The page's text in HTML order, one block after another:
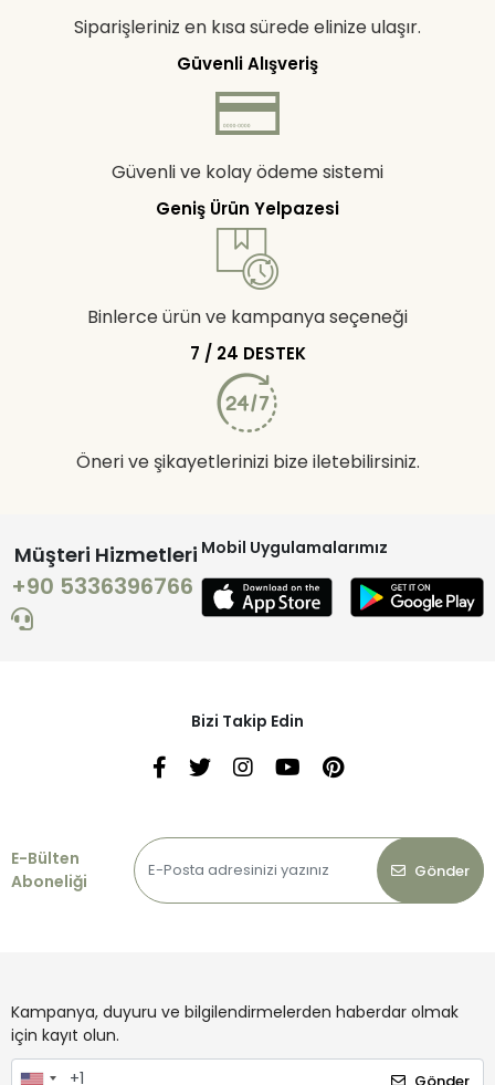
Siparişleriniz en kısa sürede elinize ulaşır.
Güvenli Alışveriş
Güvenli ve kolay ödeme sistemi
Geniş Ürün Yelpazesi
Binlerce ürün ve kampanya seçeneği
7 / 24 DESTEK
Öneri ve şikayetlerinizi bize iletebilirsiniz.
Müşteri Hizmetleri
+90 5336396766
Mobil Uygulamalarımız
Bizi Takip Edin
E-Bülten
Aboneliği
Gönder
Kampanya, duyuru ve bilgilendirmelerden haberdar olmak
için kayıt olun.